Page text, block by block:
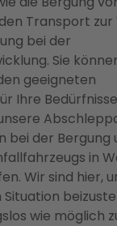
Transport
bei der
Sie
geeigneten
Ihre
bei der Bergung
in
Wir sind hier,
wie möglich